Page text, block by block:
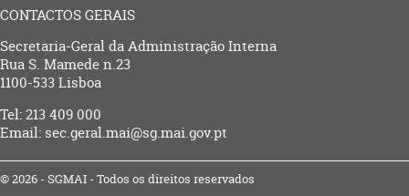
CONTACTOS GERAIS
Secretaria-Geral da Administração Interna
Rua S. Mamede n.23
1100-533 Lisboa
Tel: 213 409 000
Email: sec.geral.mai@sg.mai.gov.pt
© 2026 - SGMAI - Todos os direitos reservados